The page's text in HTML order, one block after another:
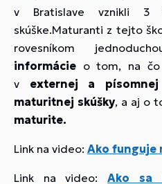
v Bratislave vznikli
skúške.Maturanti z tejto
rovesníkom
informácie o tom, na
v externej a
maturitnej skúšky, a aj o
maturite.
Link na video: Ako funguje
Link na video:Ako sa